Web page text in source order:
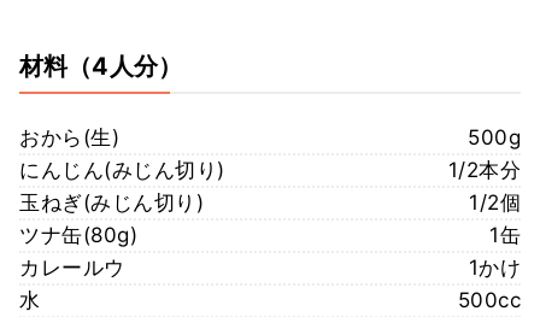
材料（4人分）
おから(生)
500g
にんじん(みじん切り)
1/2本分
玉ねぎ(みじん切り)
1/2個
ツナ缶(80g)
1缶
カレールウ
1かけ
水
500cc